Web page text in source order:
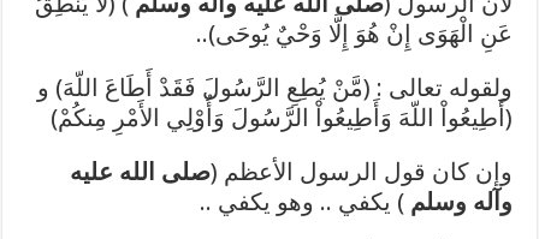
عَنِ الْهَوَى إِنْ هُوَ إِلَّا وَحْيٌ يُوحَى)..
ولقوله تعالى : (مَّنْ يُطِعِ الرَّسُولَ فَقَدْ أَطَاعَ اللّهَ) و
(أَطِيعُواْ اللّهَ وَأَطِيعُواْ الرَّسُولَ وَأُوْلِي الأَمْرِ مِنكُمْ)
وإن كان قول الرسول الأعظم (صلى الله عليه
وآله وسلم ) يكفي .. وهو يكفي ..